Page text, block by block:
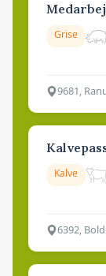
Grise
9681,
Kalve
6392,